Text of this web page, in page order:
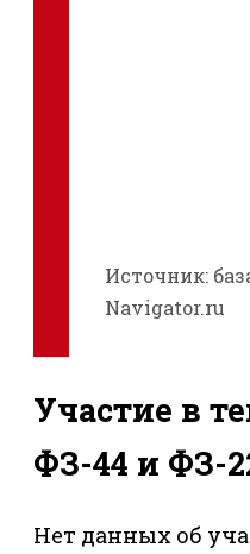
Источник:
Navigator.ru
Участие в
ФЗ-44 и ФЗ-
Нет данных об